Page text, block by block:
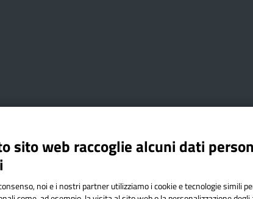
Albo onlinePrivacy PolicyDichiarazione di
Cesare Bollea n. 3 - 10064 Bricherasio (TO) |
94544620019 | Cod. Meccanografico:
sito web raccoglie alcuni dati
noi e i nostri partner utilizziamo i cookie e tecnologie simili